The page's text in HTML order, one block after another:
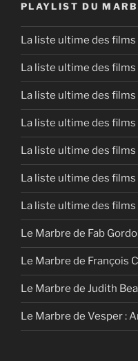
PLAYLIST DU
La liste ultime des
La liste ultime des
La liste ultime des
La liste ultime des
La liste ultime des
La liste ultime des
La liste ultime des
Le Marbre de Fab
Le Marbre de François
Le Marbre de Judith
Le Marbre de Vesper :